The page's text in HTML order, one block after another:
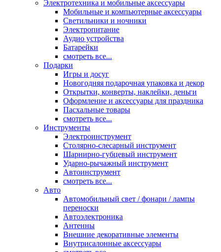
Электротехника и мобильные аксессуары
Мобильные и компьютерные аксессуары
Светильники и ночники
Электропитание
Аудио устройства
Батарейки
смотреть все...
Подарки
Игры и досуг
Новогодняя подарочная упаковка и декор
Открытки, конверты, наклейки, деньги
Оформление и аксессуары для праздника
Пасхальные товары
смотреть все...
Инструменты
Электроинструмент
Столярно-слесарный инструмент
Шарнирно-губцевый инструмент
Ударно-рычажный инструмент
Автоинструмент
смотреть все...
Авто
Автомобильный свет / фонари / лампы
переноски
Автоэлектроника
Антенны
Внешние декоративные элементы
Внутрисалонные аксессуары